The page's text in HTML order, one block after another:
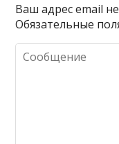
Ваш адрес email
Обязательные